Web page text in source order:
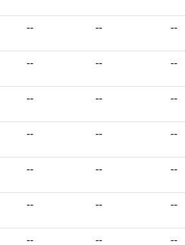
-- -- --
-- -- --
-- -- --
-- -- --
-- -- --
-- -- --
-- -- --